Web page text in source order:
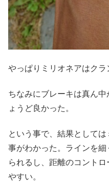
やっぱりミリオネアはクラ
ちなみにブレーキは真ん
ょうど良かった。
という事で、結果として
事がわかった。ラインを
られるし、距離のコント
やすい。